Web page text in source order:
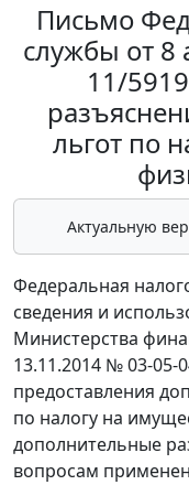
Письмо
службы от 8
11/
льгот по
Актуальную
Федеральная
сведения и
Министерства
13.11.2014 № 03-05-
предоставления
по налогу на
дополнительные
вопросам